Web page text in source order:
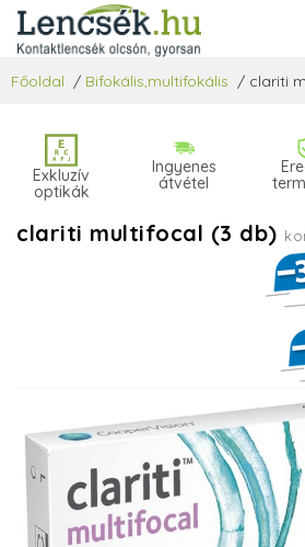
Főoldal / Bifokális,multifokális / clariti
Exkluzív
optikák
Ingyenes
átvétel
clariti multifocal (3 db)